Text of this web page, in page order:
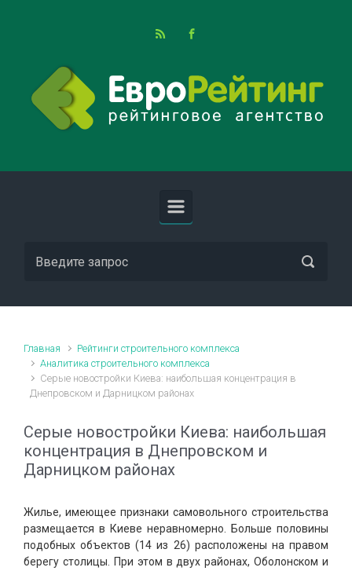
Главная
Рейтинги строительного комплекса
Аналитика строительного комплекса
Серые новостройки Киева: наибольшая концентрация в
Днепровском и Дарницком районах
Серые новостройки Киева: наибольшая
концентрация в Днепровском и
Дарницком районах
Жилье, имеющее признаки самовольного строительства
размещается в Киеве неравномерно. Больше половины
подобных объектов (14 из 26) расположены на правом
берегу столицы. При этом в двух районах, Оболонском и